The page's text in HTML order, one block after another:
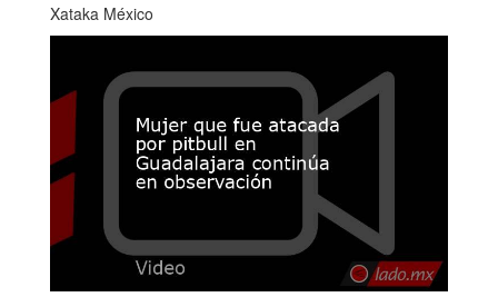
Xataka México